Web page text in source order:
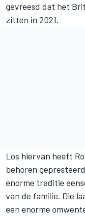
gevreesd dat het
zitten in 2021.
Los hiervan heeft
behoren
enorme traditie
van de familie. Die
een enorme